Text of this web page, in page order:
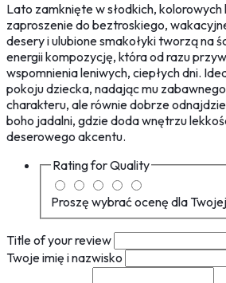
Lato zamknięte w słodkich,
zaproszenie do beztroskiego,
desery i ulubione smakołyki tworzą na
energii kompozycję, która od razu
wspomnienia leniwych, ciepłych dni.
pokoju dziecka, nadając mu
charakteru, ale równie dobrze
boho jadalni, gdzie doda wnętrzu
deserowego akcentu.
Rating forQuality
Proszę wybrać ocenę dla
Title of your review
Twoje imię i nazwisko